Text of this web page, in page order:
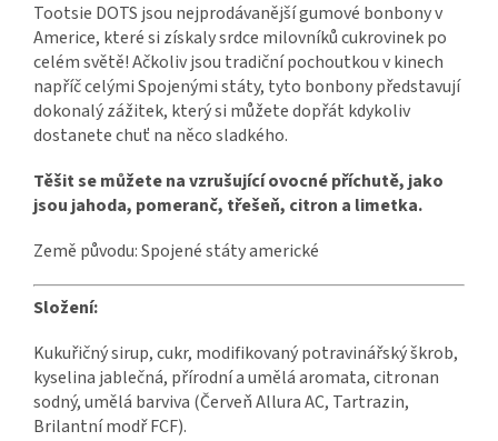
Tootsie DOTS jsou nejprodávanější gumové bonbony v
Americe, které si získaly srdce milovníků cukrovinek po
celém světě! Ačkoliv jsou tradiční pochoutkou v kinech
napříč celými Spojenými státy, tyto bonbony představují
dokonalý zážitek, který si můžete dopřát kdykoliv
dostanete chuť na něco sladkého.
Těšit se můžete na vzrušující ovocné příchutě, jako
jsou jahoda, pomeranč, třešeň, citron a limetka.
Země původu: Spojené státy americké
Složení:
Kukuřičný sirup, cukr, modifikovaný potravinářský škrob,
kyselina jablečná, přírodní a umělá aromata, citronan
sodný, umělá barviva (Červeň Allura AC, Tartrazin,
Brilantní modř FCF).